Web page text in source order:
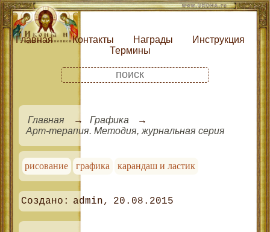
Главная Контакты Награды
Инструкция
Термины
Главная
Графика
Арт-терапия. Методия, журнальная серия
рисование графика карандаш и ластик
admin 20.08.2015